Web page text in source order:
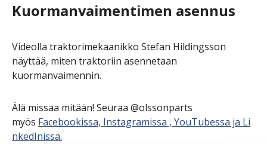
Kuormanvaimentimen asennus
Videolla traktorimekaanikko Stefan Hildingsson
näyttää, miten traktoriin asennetaan
kuormanvaimennin.
Älä missaa mitään! Seuraa @olssonparts
myös Facebookissa, Instagramissa , YouTubessa ja Li
nkedInissä.